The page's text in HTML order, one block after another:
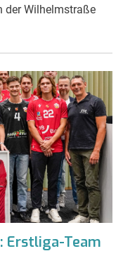
der Wilhelmstraße
Erstliga-Team